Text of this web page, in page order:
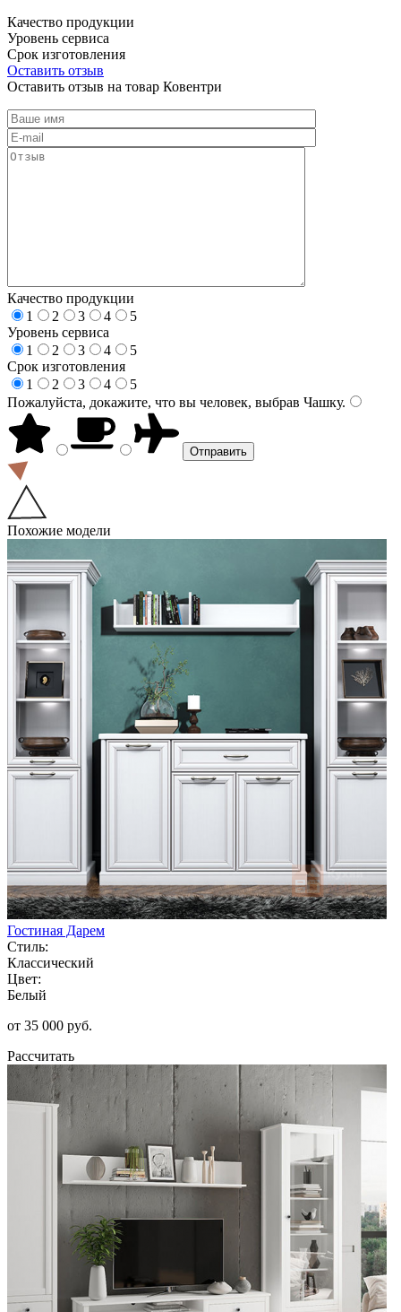
Качество продукции
Уровень сервиса
Срок изготовления
Оставить отзыв
Оставить отзыв на товар Ковентри
Качество продукции
1
2 3 4
5
Уровень сервиса
1
2 3 4
5
Срок изготовления
1
2 3 4
5
Пожалуйста, докажите, что вы человек, выбрав Чашку.
Похожие модели
Гостиная Дарем
Стиль:
Классический
Цвет:
Белый
от 35 000 руб.
Рассчитать